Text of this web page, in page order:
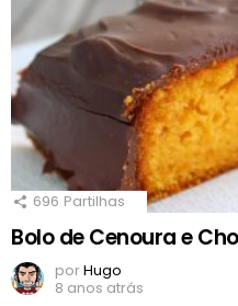
696 Partilhas
Bolo de Cenoura e
porHugo
8 anos atrás